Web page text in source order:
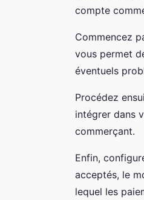
compte
Commencez
vous permet
éventuels
Procédez
intégrer dans
commerçant.
Enfin,
acceptés, le
lequel les